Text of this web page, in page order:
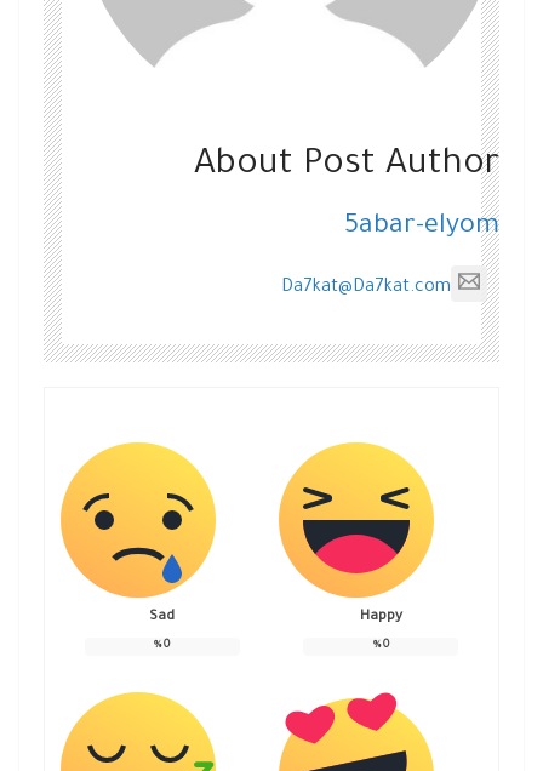
About Post Author
5abar-elyom
Da7kat@Da7kat.com
Happy
0
%
Sad
0
%